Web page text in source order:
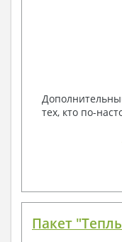
тех, кто по-
Пакет